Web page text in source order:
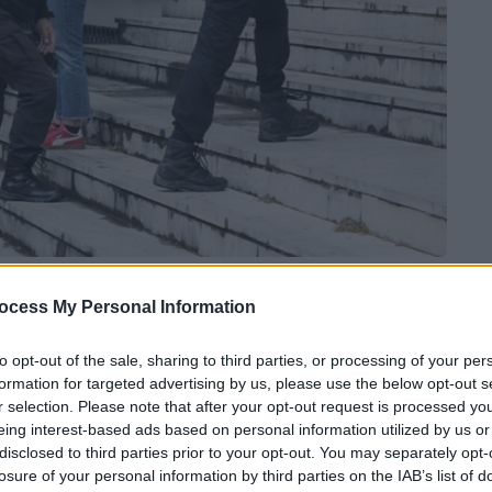
My Personal Information
opt-out of the sale, sharing to third parties, or processing of your
for targeted advertising by us, please use the below opt-out
selection. Please note that after your opt-out request is processed
interest-based ads based on personal information utilized by us
to third parties prior to your opt-out. You may separately
of your personal information by third parties on the IAB’s list of
το ΕΘΝΟΣ στη Google
ο 32χρονος πρώην σύντροφός της
της στοΑγρίνιο, ενώ απορρίφθηκαν οι
ποινή τηςισόβιαςκάθειρξης και